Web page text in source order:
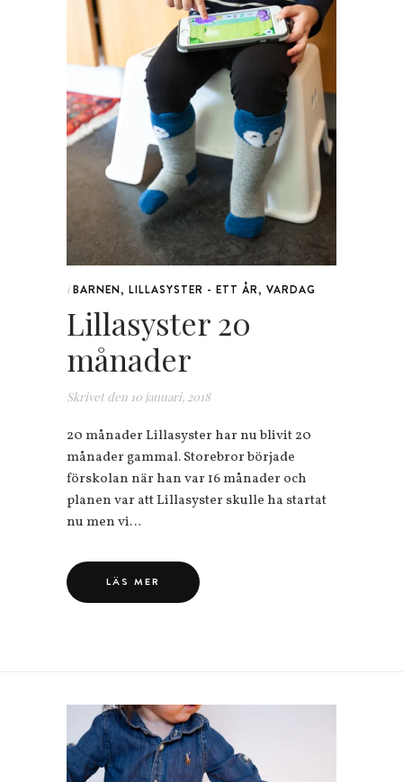
i BARNEN, LILLASYSTER - ETT ÅR, VARDAG
Lillasyster 20
månader
Skrivet den 10 januari, 2018
20 månader Lillasyster har nu blivit 20
månader gammal. Storebror började
förskolan när han var 16 månader och
planen var att Lillasyster skulle ha startat
nu men vi…
LÄS MER